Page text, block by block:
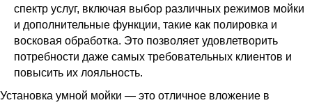
спектр услуг, включая выбор различных режимов мойки
и дополнительные функции, такие как полировка и
восковая обработка. Это позволяет удовлетворить
потребности даже самых требовательных клиентов и
повысить их лояльность.
Установка умной мойки — это отличное вложение в